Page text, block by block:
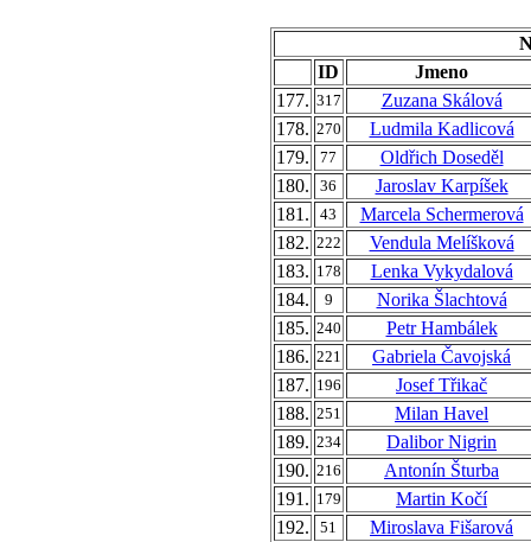
ID
Jmeno
177. 317
Zuzana Skálová
178. 270
Ludmila Kadlicová
179.
77
Oldřich Doseděl
180.
36
Jaroslav Karpíšek
181.
43
Marcela Schermerová
182. 222
Vendula Melíšková
183. 178
Lenka Vykydalová
184.
9
Norika Šlachtová
185. 240
Petr Hambálek
186. 221
Gabriela Čavojská
187. 196
Josef Třikač
188. 251
Milan Havel
189. 234
Dalibor Nigrin
190. 216
Antonín Šturba
191. 179
Martin Kočí
192.
51
Miroslava Fišarová